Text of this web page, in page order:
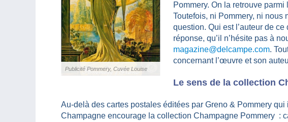
Publicité Pommery, Cuvée Louise
Pommery. On la retrouve
Toutefois, ni Pommery, ni nous
question. Qui est l’auteur de
réponse, qu’il n’hésite pas à
magazine@delcampe.com.
concernant l’œuvre et son
Le sens de la collection
Au-delà des cartes postales éditées par Greno & Pommery
Champagne encourage la collection Champagne Pommery :